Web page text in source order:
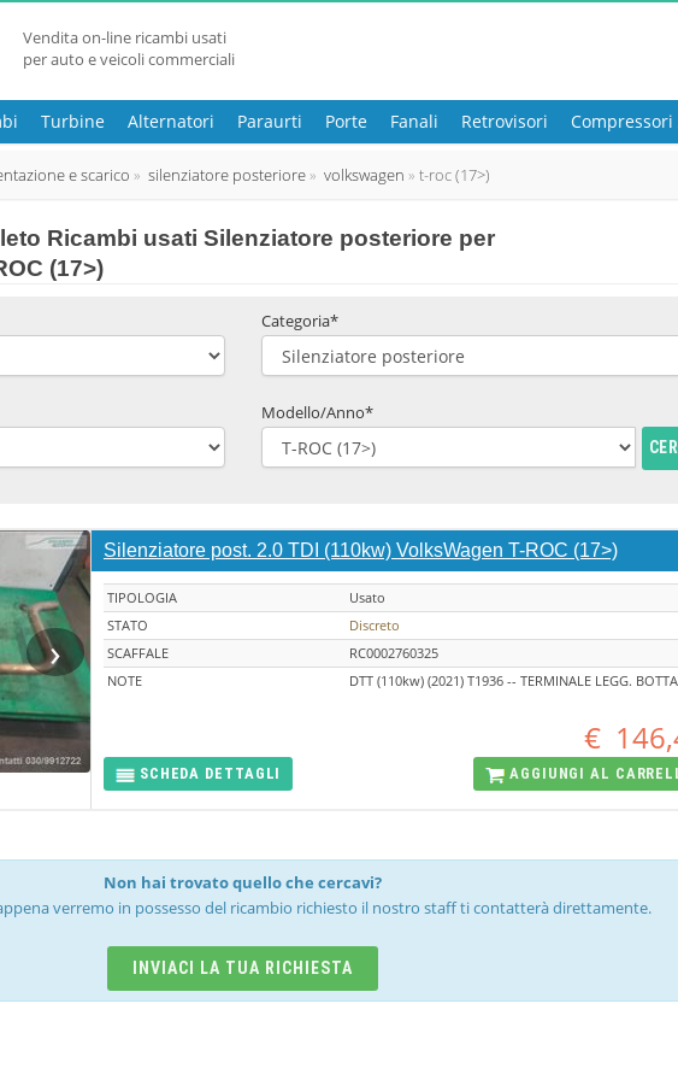
Vendita on-line ricambi usati
per auto e veicoli commerciali
Turbine Alternatori Paraurti Porte Fanali Retrovisori Compressori
e scarico silenziatore posteriore volkswagen t-roc (17>)
Ricambi usati Silenziatore posteriore per
(17>)
Categoria*
Modello/Anno*
›
Silenziatore post. 2.0 TDI (110kw) VolksWagen T-ROC (17>)
TIPOLOGIA
Usato
STATO
Discreto
SCAFFALE
RC0002760325
NOTE
DTT (110kw) (2021) T1936 -- TERMINALE LEGG.
€
SCHEDA DETTAGLI AGGIUNGI AL
Non hai trovato quello che cercavi?
verremo in possesso del ricambio richiesto il nostro staff ti contatterà direttamente.
INVIACI LA TUA RICHIESTA